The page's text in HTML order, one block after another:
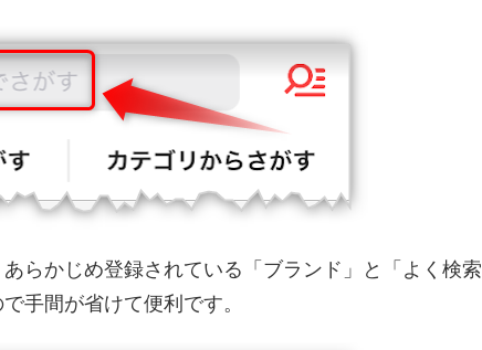
らかじめ登録されている「ブランド」と「よく検索
手間が省けて便利です。